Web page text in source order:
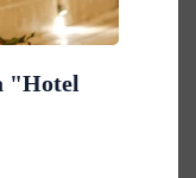
"Hotel